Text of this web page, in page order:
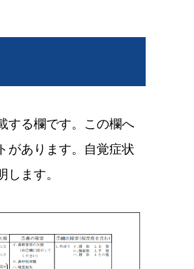
する欄です。この欄へ
があります。自覚症状
ます。